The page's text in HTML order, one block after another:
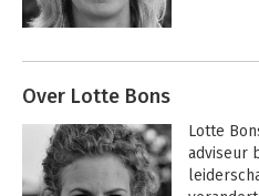
is om mensen in beweging te
ontwikkeling een essentieel
Coachboek
Andere boeken
Over Lotte Bons
Lotte
adviseur